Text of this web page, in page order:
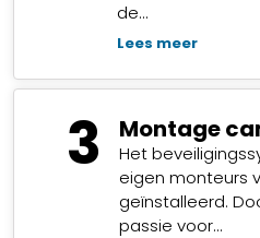
de…
Lees meer
3 Montage
Het
eigen monteurs
geïnstalleerd.
passie voor…